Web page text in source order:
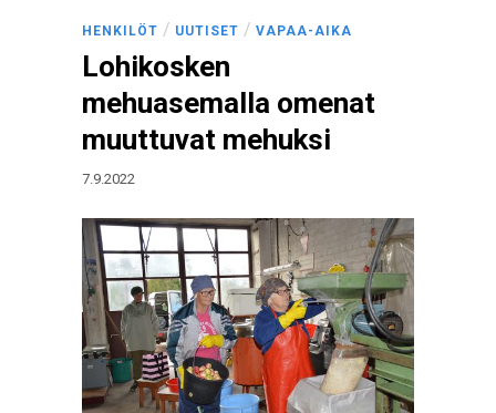
HENKILÖT / UUTISET / VAPAA-AIKA
Lohikosken
mehuasemalla omenat
muuttuvat mehuksi
7.9.2022